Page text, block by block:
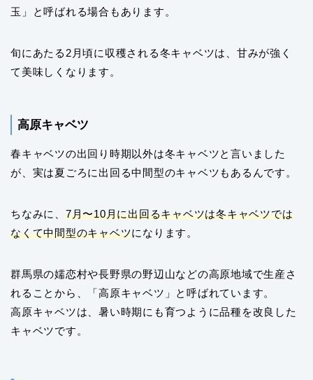
玉」と呼ばれる場合もあります。
旬にあたる2月頃に収穫される冬キャベツは、甘みが強く
て美味しくなります。
高原キャベツ
春キャベツの出回り時期以外は冬キャベツと言いました
が、実は夏ごろに出回る中間型のキャベツもあるんです。
ちなみに、 7月〜10月に出回るキャベツは冬キャベツでは
なくて中間型のキャベツになります。
群馬県の嬬恋村や長野県の野辺山などの高原地域で生産さ
れることから、「高原キャベツ」と呼ばれています。
高原キャベツは、暑い時期にも育つように品種を改良した
キャベツです。